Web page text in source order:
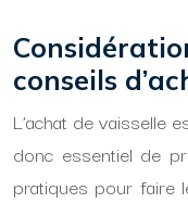
conseils
L’achat de vaisselle
donc essentiel de
pratiques pour faire